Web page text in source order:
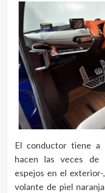
El conductor tiene a
hacen las veces de
espejos en el
volante de piel